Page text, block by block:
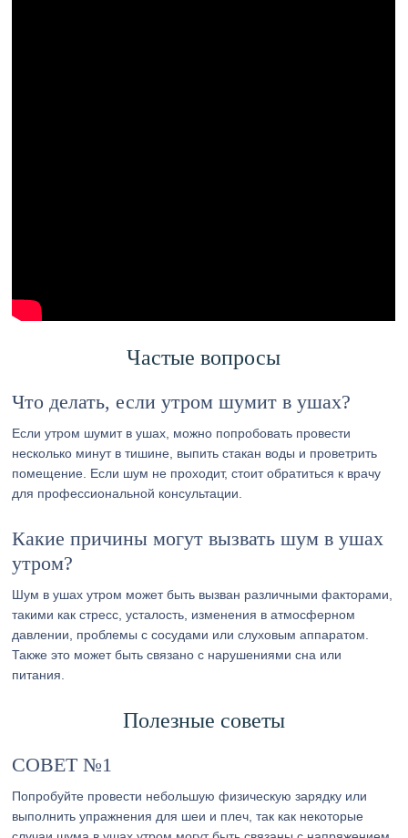
Частые вопросы
Что делать, если утром шумит в ушах?
Если утром шумит в ушах, можно попробовать провести
несколько минут в тишине, выпить стакан воды и проветрить
помещение. Если шум не проходит, стоит обратиться к врачу
для профессиональной консультации.
Какие причины могут вызвать шум в ушах
утром?
Шум в ушах утром может быть вызван различными факторами,
такими как стресс, усталость, изменения в атмосферном
давлении, проблемы с сосудами или слуховым аппаратом.
Также это может быть связано с нарушениями сна или
питания.
Полезные советы
СОВЕТ №1
Попробуйте провести небольшую физическую зарядку или
выполнить упражнения для шеи и плеч, так как некоторые